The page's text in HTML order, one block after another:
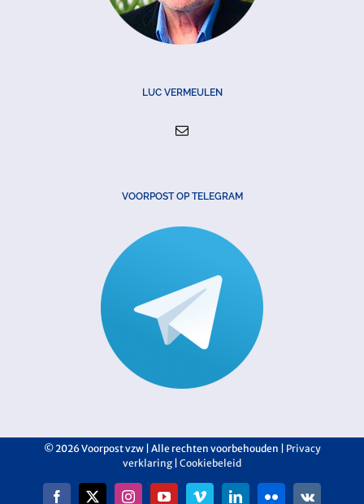
LUC VERMEULEN
VOORPOST OP TELEGRAM
©2026 Voorpost vzw | Alle rechten voorbehouden | Privacy
verklaring Cookiebeleid